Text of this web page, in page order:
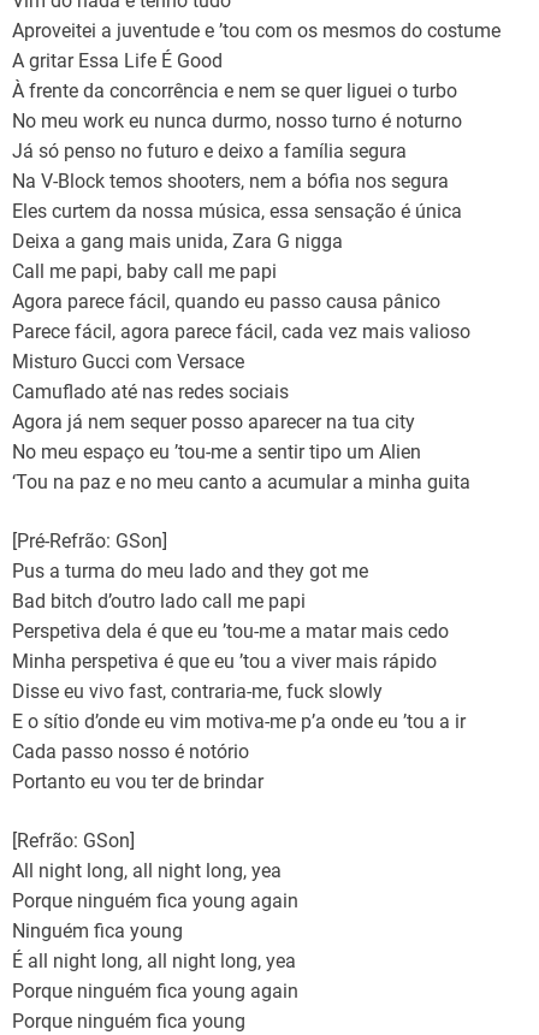
Aproveitei a juventude e ’tou com os mesmos do costume
A gritar Essa Life É Good
À frente da concorrência e nem se quer liguei o turbo
No meu work eu nunca durmo, nosso turno é noturno
Já só penso no futuro e deixo a família segura
Na V-Block temos shooters, nem a bófia nos segura
Eles curtem da nossa música, essa sensação é única
Deixa a gang mais unida, Zara G nigga
Call me papi, baby call me papi
Agora parece fácil, quando eu passo causa pânico
Parece fácil, agora parece fácil, cada vez mais valioso
Misturo Gucci com Versace
Camuflado até nas redes sociais
Agora já nem sequer posso aparecer na tua city
No meu espaço eu ’tou-me a sentir tipo um Alien
‘Tou na paz e no meu canto a acumular a minha guita
[Pré-Refrão: GSon]
Pus a turma do meu lado and they got me
Bad bitch d’outro lado call me papi
Perspetiva dela é que eu ’tou-me a matar mais cedo
Minha perspetiva é que eu ’tou a viver mais rápido
Disse eu vivo fast, contraria-me, fuck slowly
E o sítio d’onde eu vim motiva-me p’a onde eu ’tou a ir
Cada passo nosso é notório
Portanto eu vou ter de brindar
[Refrão: GSon]
All night long, all night long, yea
Porque ninguém fica young again
Ninguém fica young
É all night long, all night long, yea
Porque ninguém fica young again
Porque ninguém fica young